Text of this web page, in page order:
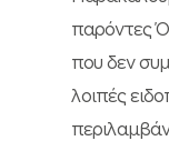
παρόντες
που δεν
λοιπές